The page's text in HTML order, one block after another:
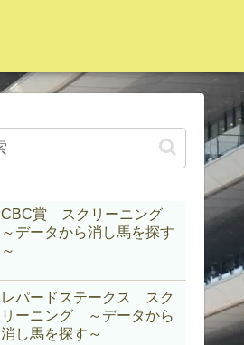
CBC賞 スクリーニング
～データから消し馬を探す
～
レパードステークス スク
リーニング ～データから
消し馬を探す～